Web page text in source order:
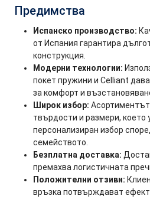
Предимства
Испанско производство:
от Испания гарантира
конструкция.
Модерни технологии:
покет пружини и Celliant
за комфорт и
Широк избор:
твърдости и размери, което
персонализиран избор
семейството.
Безплатна доставка:
премахва логистичната
Положителни отзиви:
връзка потвърждават